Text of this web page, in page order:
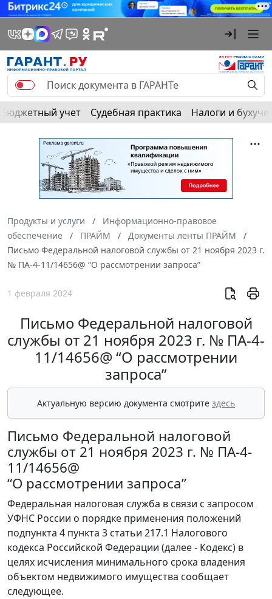
Бюджетный учет Судебная практика Налоги и
Продукты и услуги
Информационно-правовое
обеспечение
ПРАЙМ
Документы ленты ПРАЙМ
Письмо Федеральной налоговой службы от 21 ноября 2023 г.
№ ПА-4-11/14656@ “О рассмотрении запроса”
1 февраля 2024
Письмо Федеральной налоговой
службы от 21 ноября 2023 г. № ПА-4-
11/14656@ “О рассмотрении
запроса”
Актуальную версию документа смотрите здесь
Письмо Федеральной налоговой
службы от 21 ноября 2023 г. № ПА-4-
11/14656@
“О рассмотрении запроса”
Федеральная налоговая служба в связи с запросом
УФНС России о порядке применения положений
подпункта 4 пункта 3 статьи 217.1 Налогового
кодекса Российской Федерации (далее - Кодекс) в
целях исчисления минимального срока владения
объектом недвижимого имущества сообщает
следующее.